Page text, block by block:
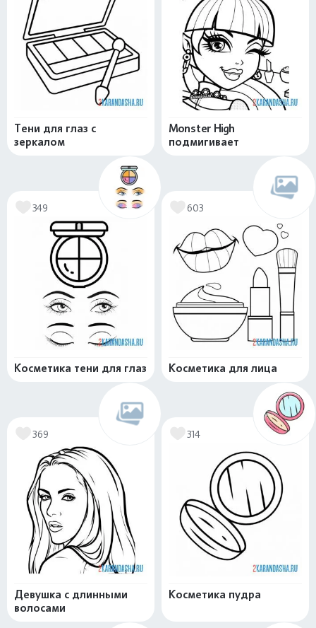
Тени для глаз с
зеркалом
Monster High
подмигивает
349
Косметика тени для глаз
603
Косметика для лица
369
Девушка с длинными
волосами
314
Косметика пудра